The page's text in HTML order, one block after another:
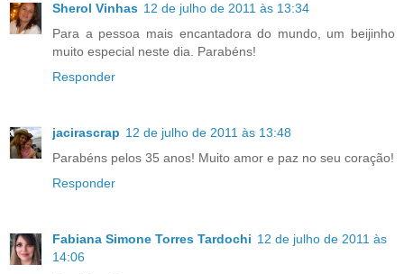
Sherol Vinhas 12 de julho de 2011 às 13:34
Para a pessoa mais encantadora do mundo, um beijinho
muito especial neste dia. Parabéns!
Responder
jacirascrap 12 de julho de 2011 às 13:48
Parabéns pelos 35 anos! Muito amor e paz no seu coração!
Responder
Fabiana Simone Torres Tardochi 12 de julho de 2011 às
14:06